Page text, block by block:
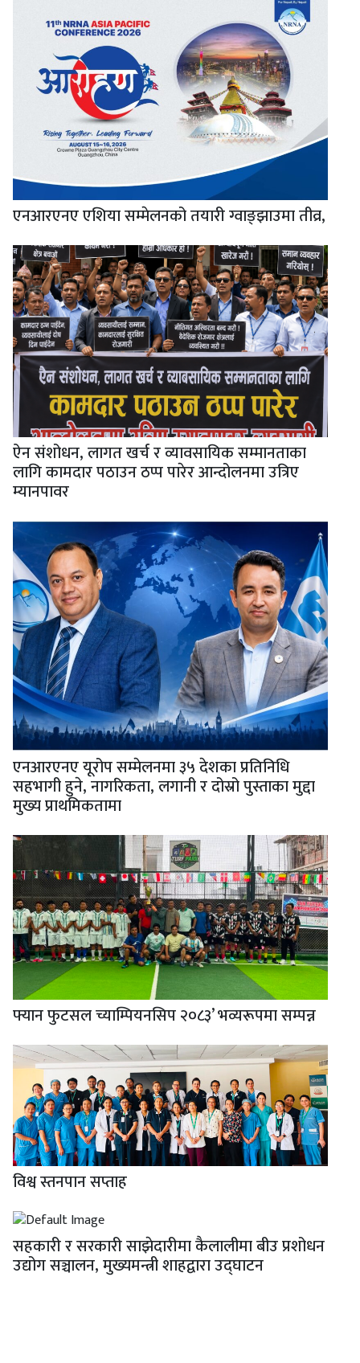
एनआरएनए एशिया सम्मेलनको तयारी ग्वाङ्झाउमा तीव्र,
ऐन संशोधन, लागत खर्च र व्यावसायिक सम्मानताका
लागि कामदार पठाउन ठप्प पारेर आन्दोलनमा उत्रिए
म्यानपावर
एनआरएनए यूरोप सम्मेलनमा ३५ देशका प्रतिनिधि
सहभागी हुने, नागरिकता, लगानी र दोस्रो पुस्ताका मुद्दा
मुख्य प्राथमिकतामा
फ्यान फुटसल च्याम्पियनसिप २०८३’ भव्यरूपमा सम्पन्न
विश्व स्तनपान सप्ताह
सहकारी र सरकारी साझेदारीमा कैलालीमा बीउ प्रशोधन
उद्योग सञ्चालन, मुख्यमन्त्री शाहद्वारा उद्घाटन